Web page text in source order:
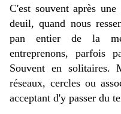
C'est souvent après
deuil, quand nous
pan entier de la
entreprenons, parfois
Souvent en solitaires.
réseaux, cercles ou
acceptant d'y passer du